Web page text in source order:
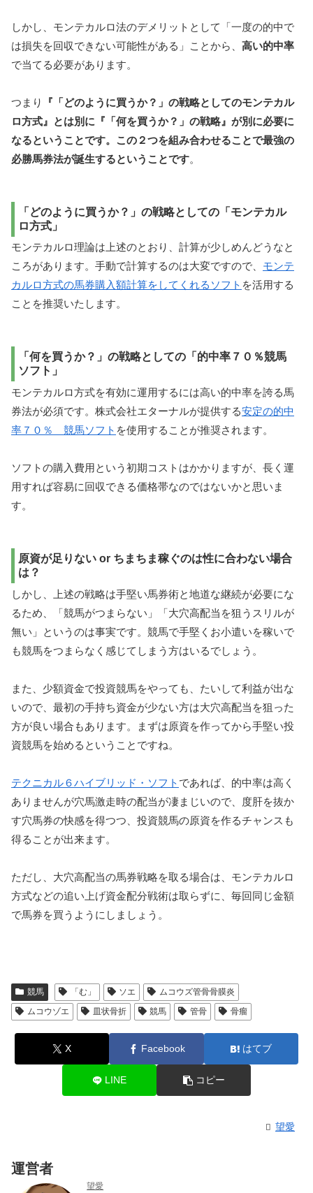
しかし、モンテカルロ法のデメリットとして「一度の的中で
は損失を回収できない可能性がある」ことから、 高い的中率
で当てる必要があります。
つまり
『「どのように買うか？」の戦略としてのモンテカル
ロ方式』とは別に『「何を買うか？」の戦略』が別に必要に
なるということです。この２つを組み合わせることで最強の
必勝馬券法が誕生するということです。
「どのように買うか？」の戦略としての「モンテカル
ロ方式」
モンテカルロ理論は上述のとおり、計算が少しめんどうなと
ころがあります。手動で計算するのは大変ですので、 モンテ
カルロ方式の馬券購入額計算をしてくれるソフト を活用する
ことを推奨いたします。
「何を買うか？」の戦略としての「的中率７０％競馬
ソフト」
モンテカルロ方式を有効に運用するには高い的中率を誇る馬
券法が必須です。株式会社エターナルが提供する安定の的中
率７０％ 競馬ソフト を使用することが推奨されます。
ソフトの購入費用という初期コストはかかりますが、長く運
用すれば容易に回収できる価格帯なのではないかと思いま
す。
原資が足りない or ちまちま稼ぐのは性に合わない場合
は？
しかし、上述の戦略は手堅い馬券術と地道な継続が必要にな
るため、「競馬がつまらない」「大穴高配当を狙うスリルが
無い」というのは事実です。競馬で手堅くお小遣いを稼いで
も競馬をつまらなく感じてしまう方はいるでしょう。
また、少額資金で投資競馬をやっても、たいして利益が出な
いので、最初の手持ち資金が少ない方は大穴高配当を狙った
方が良い場合もあります。まずは原資を作ってから手堅い投
資競馬を始めるということですね。
テクニカル６ハイブリッド・ソフト であれば、的中率は高く
ありませんが穴馬激走時の配当が凄まじいので、度肝を抜か
す穴馬券の快感を得つつ、投資競馬の原資を作るチャンスも
得ることが出来ます。
ただし、大穴高配当の馬券戦略を取る場合は、モンテカルロ
方式などの追い上げ資金配分戦術は取らずに、毎回同じ金額
で馬券を買うようにしましょう。
競馬 「む」 ソエ
ムコウズ管骨骨膜炎
ムコウゾエ
皿状骨折 競馬 管骨 骨瘤
X Facebook はてブ
LINE コピー
望愛
運営者
望愛